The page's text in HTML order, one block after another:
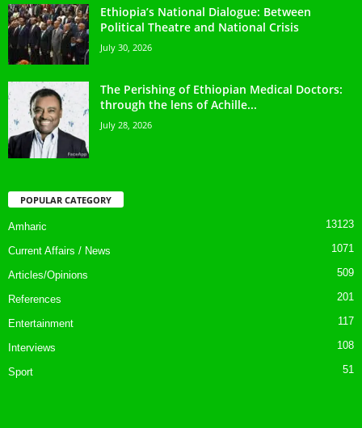
Ethiopia’s National Dialogue: Between
Political Theatre and National Crisis
July 30, 2026
The Perishing of Ethiopian Medical Doctors:
through the lens of Achille...
July 28, 2026
POPULAR CATEGORY
Amharic 13123
Current Affairs / News 1071
Articles/Opinions 509
References 201
Entertainment 117
Interviews 108
Sport 51